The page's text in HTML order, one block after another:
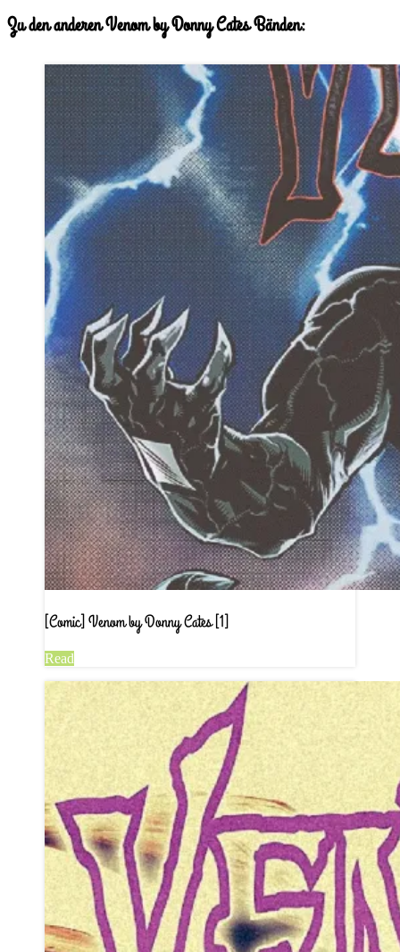
Zu den anderen Venom by Donny Cates Bänden:
[Comic] Venom by Donny Cates [1]
Read